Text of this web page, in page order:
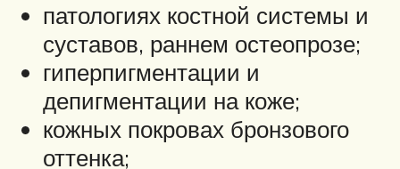
патологиях костной системы и
суставов, раннем остеопрозе;
гиперпигментации и
депигментации на коже;
кожных покровах бронзового
оттенка;